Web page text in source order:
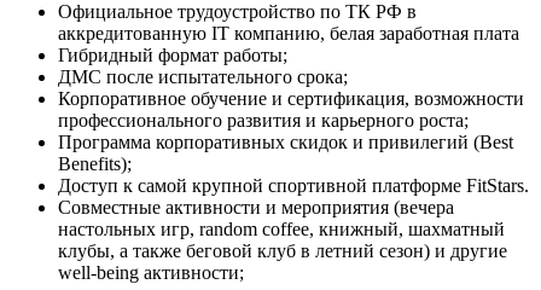
​​​​​​​​​​​​​​Официальное трудоустройство по ТК РФ в
аккредитованную IT компанию, белая заработная плата
Гибридный формат работы;
ДМС после испытательного срока;
Корпоративное обучение и сертификация, возможности
профессионального развития и карьерного роста;
Программа корпоративных скидок и привилегий (Best
Benefits);
Доступ к самой крупной спортивной платформе FitStars.
Совместные активности и мероприятия (вечера
настольных игр, random coffee, книжный, шахматный
клубы, а также беговой клуб в летний сезон) и другие
well-being активности;